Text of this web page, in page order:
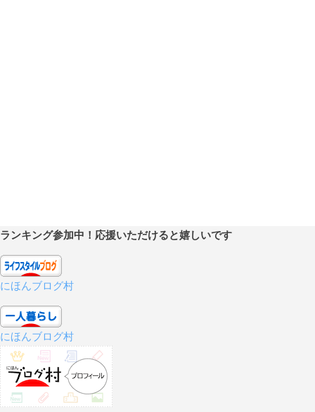
ランキング参加中！応援いただけると嬉しいです
にほんブログ村
にほんブログ村